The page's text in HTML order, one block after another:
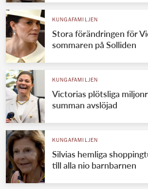
KUNGAFAMILJEN
Stora förändringen för
sommaren på Solliden
KUNGAFAMILJEN
Victorias plötsliga
summan avslöjad
KUNGAFAMILJEN
Silvias hemliga
till alla nio barnbarnen